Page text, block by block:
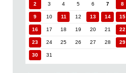
2 3 4 5 6 7 8
9 10 11 12 13 14 15
16 17 18 19 20 21 22
23 24 25 26 27 28 29
30 31